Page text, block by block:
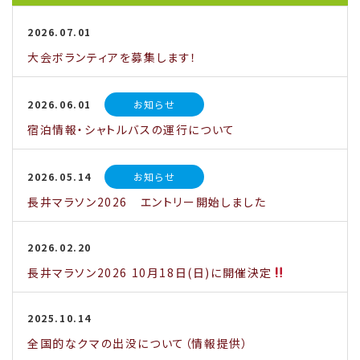
2026.07.01
大会ボランティアを募集します！
2026.06.01 お知らせ
宿泊情報・シャトルバスの運行について
2026.05.14 お知らせ
長井マラソン2026 エントリー開始しました
2026.02.20
長井マラソン2026 10月18日(日)に開催決定
2025.10.14
全国的なクマの出没について（情報提供）